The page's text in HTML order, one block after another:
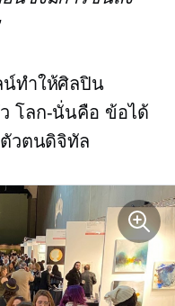
น์ทำให้ศิลปิน
โลก-นั่นคือ ข้อได้
ตัวตนดิจิทัล